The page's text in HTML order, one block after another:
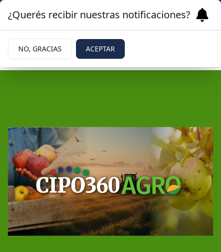
¿Querés recibir nuestras notificaciones?
NO, GRACIAS ACEPTAR